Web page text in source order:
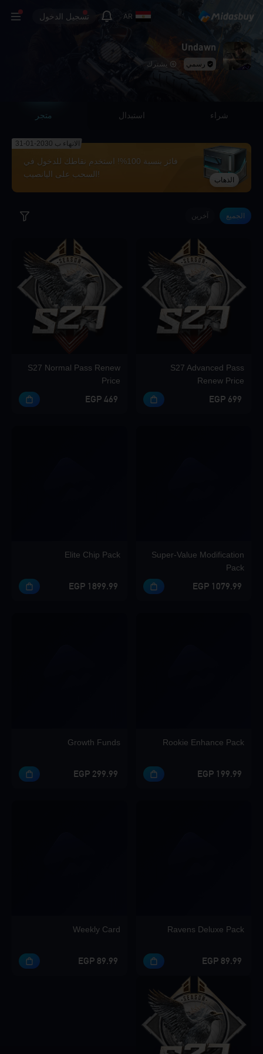
AR تسجيل الدخول
Undawn
رسمي يشترك
شراء استبدال متجر
الانهاء ب 2030-01-31
فائز بنسبة 100%! استخدم نقاطك للدخول في
السحب على اليانصيب!
الذهاب
الجميع آخرين
S27 Advanced Pass
Renew Price
699 EGP
Super-Value Modification
Pack
1079.99 EGP
Rookie Enhance Pack
199.99 EGP
Ravens Deluxe Pack
89.99 EGP
S27 Normal Pass Renew
Price
469 EGP
Elite Chip Pack
1899.99 EGP
Growth Funds
299.99 EGP
Weekly Card
89.99 EGP